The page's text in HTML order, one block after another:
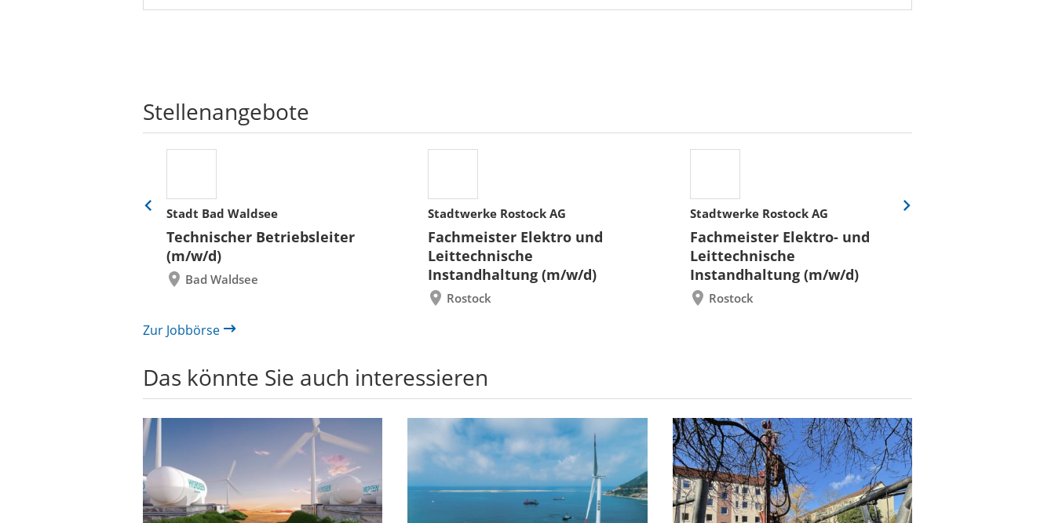
Stellenangebote
Stadt Bad Waldsee
Technischer Betriebsleiter
(m/w/d)
Bad Waldsee
Stadtwerke Rostock AG
Fachmeister Elektro und
Leittechnische
Instandhaltung (m/w/d)
Rostock
Stadtwerke Rostock AG
Fachmeister Elektro- und
Leittechnische
Instandhaltung (m/w/d)
Rostock
Eine
zurück
Eine
Zur Jobbörse
Das könnte Sie auch interessieren